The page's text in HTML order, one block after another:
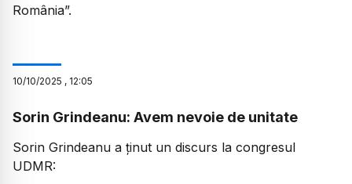
România”.
10/10/2025 , 12:05
Sorin Grindeanu: Avem nevoie de unitate
Sorin Grindeanu a ținut un discurs la congresul
UDMR: